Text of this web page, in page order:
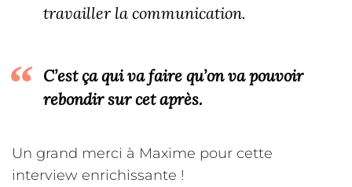
travailler la communication.
C’est ça qui va faire qu’on va pouvoir
rebondir sur cet après.
Un grand merci à Maxime pour cette
interview enrichissante !